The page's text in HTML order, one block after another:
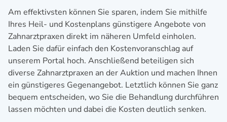
Am effektivsten können Sie sparen, indem Sie mithilfe
Ihres Heil- und Kostenplans günstigere Angebote von
Zahnarztpraxen direkt im näheren Umfeld einholen.
Laden Sie dafür einfach den Kostenvoranschlag auf
unserem Portal hoch. Anschließend beteiligen sich
diverse Zahnarztpraxen an der Auktion und machen Ihnen
ein günstigeres Gegenangebot. Letztlich können Sie ganz
bequem entscheiden, wo Sie die Behandlung durchführen
lassen möchten und dabei die Kosten deutlich senken.